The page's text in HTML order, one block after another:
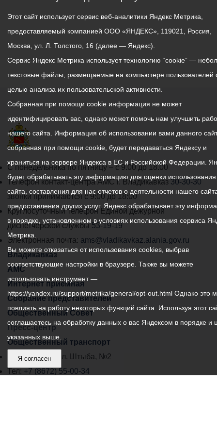
График
работы
администрации
местного
самоуправления
города
Владикавказ:
С понедельника по пятницу – с 9.00 до 18.00
Телефон контакт-центра АМС г. Владикавказ30-30-30
звонки принимаются с 9:00 до 18:00
Круглосуточный телефон Единой дежурной
диспетчерской службы53-19-19
Электронная почта: ams@vladikavkaz.alania.gov.ru
Владикавказ
АМС
Интернет приемная
Собрание представителей
Общественный Совет
Пресс-центр
Общественный транспорт
Владикавказ, пл. Штыба, №2
Тел: +7 (8672) 55-00-34
Этот сайт использует сервис веб-аналитики Яндекс Метрика,
предоставляемый компанией ООО «ЯНДЕКС», 119021, Россия,
Москва, ул. Л. Толстого, 16 (далее — Яндекс).
Сервис Яндекс Метрика использует технологию “cookie” —
текстовые файлы, размещаемые на компьютере пользователей
целью анализа их пользовательской активности.
Собранная при помощи cookie информация не может
идентифицировать вас, однако может помочь нам улучшить
нашего сайта. Информация об использовании вами данного
собранная при помощи cookie, будет передаваться Яндексу и
храниться на сервере Яндекса в ЕС и Российской Федерации.
будет обрабатывать эту информацию для оценки
сайта, составления для нас отчетов о деятельности нашего
предоставления других услуг. Яндекс обрабатывает эту
в порядке, установленном в условиях использования сервиса
Метрика.
Вы можете отказаться от использования cookies, выбрав
соответствующие настройки в браузере. Также вы можете
использовать инструмент —
https://yandex.ru/support/metrika/general/opt-out.html Однако это
повлиять на работу некоторых функций сайта. Используя этот
соглашаетесь на обработку данных о вас Яндексом в порядке и
указанных выше.
Я согласен